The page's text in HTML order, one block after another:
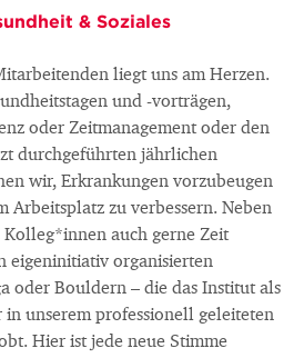
& Soziales
liegt uns am Herzen.
und -vorträgen,
oder Zeitmanagement oder den
durchgeführten jährlichen
wir, Erkrankungen vorzubeugen
Arbeitsplatz zu verbessern. Neben
auch gerne Zeit
eigeninitiativ organisierten
oder Bouldern – die das Institut als
in unserem professionell geleiteten
Hier ist jede neue Stimme